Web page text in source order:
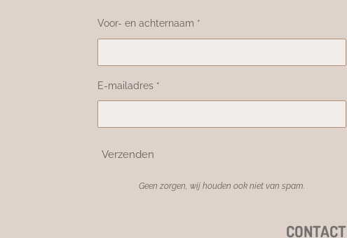
Voor- en achternaam *
E-mailadres *
Verzenden
Geen zorgen, wij houden ook niet van spam.
CONTACT